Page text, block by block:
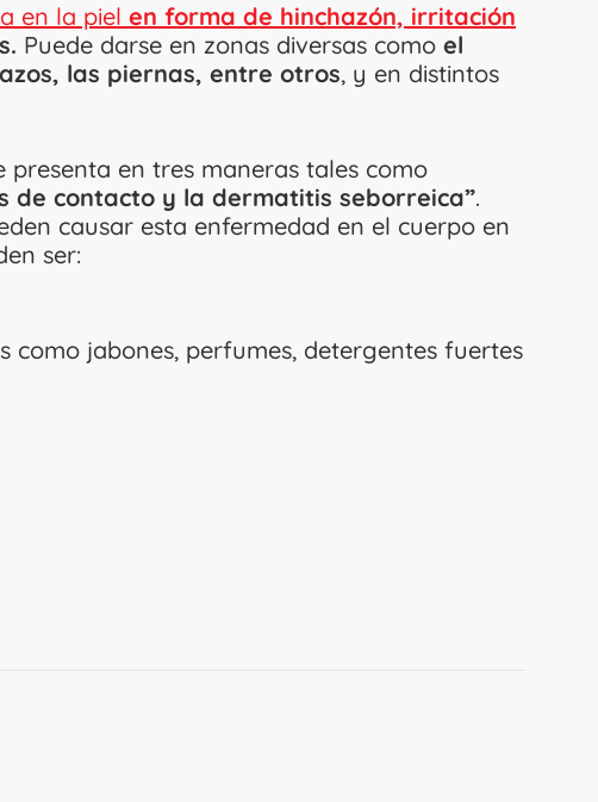
en la piel en forma de hinchazón, irritación
Puede darse en zonas diversas como el
las piernas, entre otros, y en distintos
presenta en tres maneras tales como
contacto y la dermatitis seborreica”.
causar esta enfermedad en el cuerpo en
ser:
como jabones, perfumes, detergentes fuertes